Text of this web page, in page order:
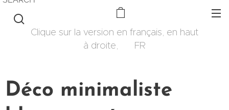
Clique sur la version en français, en haut
à droite, 🇫🇷 FR
Déco minimaliste